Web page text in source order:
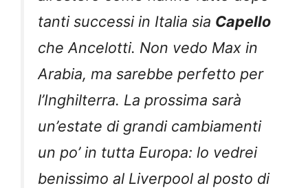
tanti successi in Italia sia Capello
che Ancelotti. Non vedo Max in
Arabia, ma sarebbe perfetto per
l’Inghilterra. La prossima sarà
un’estate di grandi cambiamenti
un po’ in tutta Europa: lo vedrei
benissimo al Liverpool al posto di